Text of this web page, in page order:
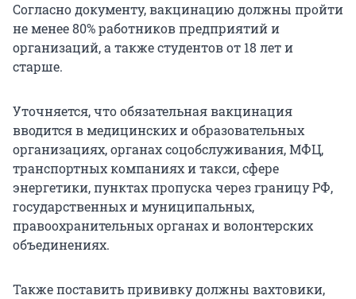
Согласно документу, вакцинацию должны пройти
не менее 80% работников предприятий и
организаций, а также студентов от 18 лет и
старше.
Уточняется, что обязательная вакцинация
вводится в медицинских и образовательных
организациях, органах соцобслуживания, МФЦ,
транспортных компаниях и такси, сфере
энергетики, пунктах пропуска через границу РФ,
государственных и муниципальных,
правоохранительных органах и волонтерских
объединениях.
Также поставить прививку должны вахтовики,